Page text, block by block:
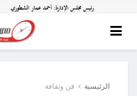
الرئيسية فن وثقافة